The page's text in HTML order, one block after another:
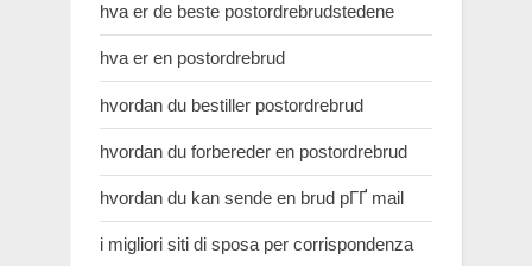
hva er de beste postordrebrudstedene
hva er en postordrebrud
hvordan du bestiller postordrebrud
hvordan du forbereder en postordrebrud
hvordan du kan sende en brud pГҐ mail
i migliori siti di sposa per corrispondenza